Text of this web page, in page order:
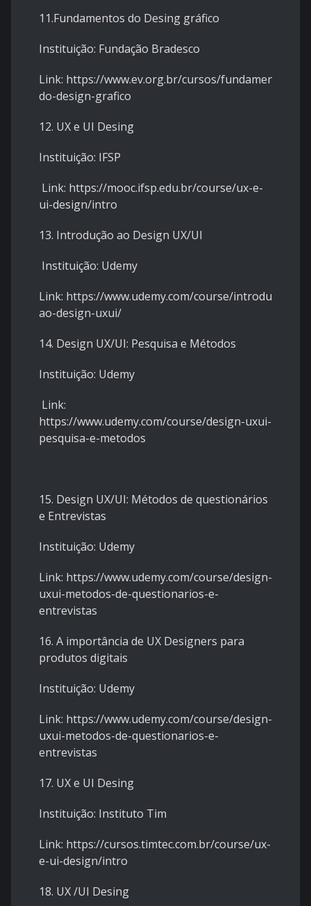
11.Fundamentos do Desing gráfico
Instituição: Fundação Bradesco
Link: https://www.ev.org.br/cursos/fundamentos-
do-design-grafico
12. UX e UI Desing
Instituição: IFSP
Link: https://mooc.ifsp.edu.br/course/ux-e-
ui-design/intro
13. Introdução ao Design UX/UI
Instituição: Udemy
Link: https://www.udemy.com/course/introducao-
ao-design-uxui/
14. Design UX/UI: Pesquisa e Métodos
Instituição: Udemy
Link:
https://www.udemy.com/course/design-uxui-
pesquisa-e-metodos
15. Design UX/UI: Métodos de questionários
e Entrevistas
Instituição: Udemy
Link: https://www.udemy.com/course/design-
uxui-metodos-de-questionarios-e-
entrevistas
16. A importância de UX Designers para
produtos digitais
Instituição: Udemy
Link: https://www.udemy.com/course/design-
uxui-metodos-de-questionarios-e-
entrevistas
17. UX e UI Desing
Instituição: Instituto Tim
Link: https://cursos.timtec.com.br/course/ux-
e-ui-design/intro
18. UX /UI Desing